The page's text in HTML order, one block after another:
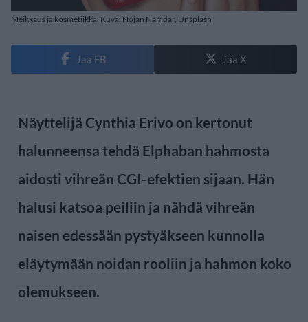
Meikkaus ja kosmetiikka. Kuva: Nojan Namdar, Unsplash
Jaa FB Jaa X
Näyttelijä Cynthia Erivo on kertonut
halunneensa tehdä Elphaban hahmosta
aidosti vihreän CGI-efektien sijaan. Hän
halusi katsoa peiliin ja nähdä vihreän
naisen edessään pystyäkseen kunnolla
eläytymään noidan rooliin ja hahmon koko
olemukseen.